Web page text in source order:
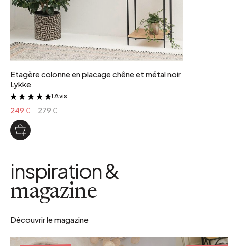
Etagère colonne en placage chêne et métal noir
Lykke
&
1 Avis
249 € 279 €
inspiration &
magazine
Découvrir le magazine